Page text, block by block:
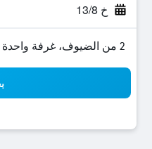
خ 13/8
2 من الضيوف، غرفة واحدة